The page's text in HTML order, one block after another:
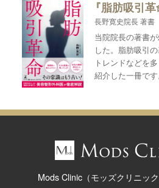
『脂肪吸引革
長野寛史院長 著書
当院院長の著書
した。脂肪吸引
トレンドなどを
紹介した一冊です
Mods Clinic（モッズクリニッ